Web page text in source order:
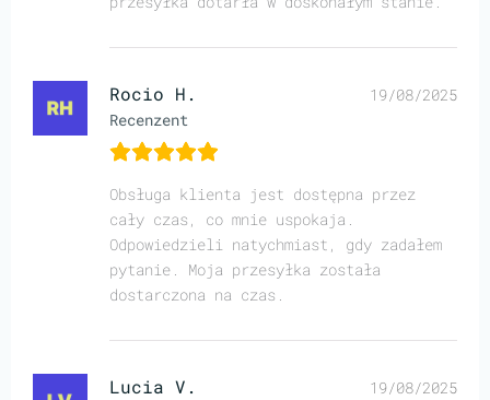
Rocio H.
Recenzent
19/08/2025
Obsługa klienta jest dostępna przez
cały czas, co mnie uspokaja.
Odpowiedzieli natychmiast, gdy zadałem
pytanie. Moja przesyłka została
dostarczona na czas.
Lucia V. 19/08/2025